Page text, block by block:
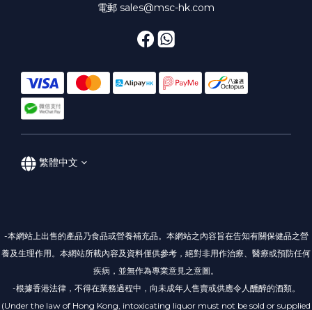
電郵 sales@msc-hk.com
繁體中文
-本網站上出售的產品乃食品或營養補充品。本網站之內容旨在告知有關保健品之營
養及生理作用。本網站所載內容及資料僅供參考，絕對非用作治療、醫療或預防任何
疾病，並無作為專業意見之意圖。
-根據香港法律，不得在業務過程中，向未成年人售賣或供應令人醺醉的酒類。
(Under the law of Hong Kong, intoxicating liquor must not be sold or supplied